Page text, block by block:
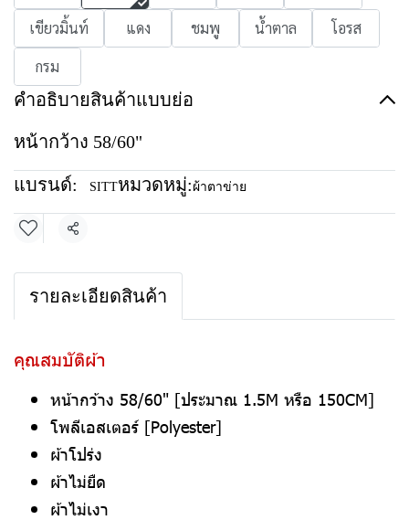
เขียวมิ้นท์
แดง ชมพู น้ำตาล
โอรส
กรม
คำอธิบายสินค้าแบบย่อ
หน้ากว้าง 58/60"
แบรนด์: SITTหมวดหมู่: ผ้าตาข่าย
แชร์
รายละเอียดสินค้า
คุณสมบัติผ้า
หน้ากว้าง 58/60" [ประมาณ 1.5M หรือ 150CM]
โพลีเอสเตอร์ [Polyester]
ผ้าโปร่ง
ผ้าไม่ยืด
ผ้าไม่เงา